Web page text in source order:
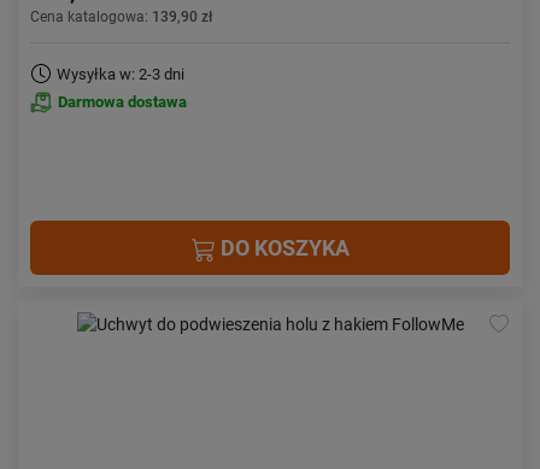
Cena katalogowa: 139,90 zł
Wysyłka w: 2-3 dni
Darmowa dostawa
DO KOSZYKA